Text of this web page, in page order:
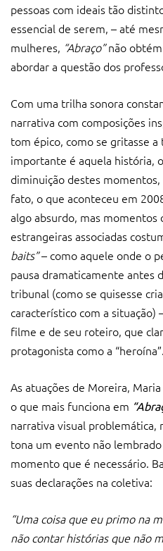
pessoas com ideais tão
essencial de serem, – até
mulheres, “Abraço” não
abordar a questão dos
Com uma trilha sonora
narrativa com composições
tom épico, como se gritasse
importante é aquela história,
diminuição destes
fato, o que aconteceu em
algo absurdo, mas momentos
estrangeiras associadas
baits”– como aquele onde o
pausa dramaticamente antes
tribunal (como se quisesse
característico com a situação)
filme e de seu roteiro, que
protagonista como a “heroína”.
As atuações de Moreira,
o que mais funciona em
narrativa visual problemática,
tona um evento não
momento que é necessário.
suas declarações na coletiva:
“Uma coisa que eu primo na
não contar histórias que não